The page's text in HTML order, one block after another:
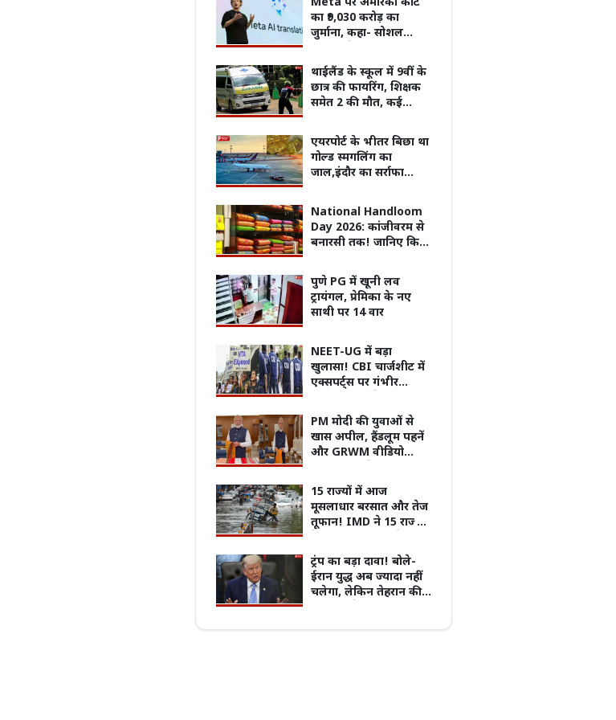
पंखे से सुखाया जा रहा लखनऊ-कानपुर
एक्सप्रेसवे, अखिलेश यादव ने शेयर किया
वायरल Video!
MP में मानसून की वापसी, अगले 3 दिन
16 जिलों में भारी बारिश का अलर्ट
15 साल पुरानी बसों के नियम पर बवाल, 7 अगस्त
से अनिश्चितकालीन हड़ताल पर जाएंगे प्राइवेट बस
ऑपरेटर्स
साबित हुए आरोप?
का ₹9,030 करोड़ का
जुर्माना, कहा- सोशल
हेल्थ पर पड़ा बुरा असर
थाईलैंड के स्कूल में 9वीं के
छात्र की फायरिंग, शिक्षक
समेत 2 की मौत, कई
एयरपोर्ट के भीतर बिछा था
गोल्ड स्मगलिंग का
जाल,इंदौर का सर्राफा
National Handloom
Day 2026: कांजीवरम से
बनारसी तक! जानिए किस
साड़ी, सबसे ज्यादा है
मशहूर
पुणे PG में खूनी लव
ट्रायंगल, प्रेमिका के नए
साथी पर 14 वार
NEET-UG में बड़ा
खुलासा! CBI चार्जशीट में
एक्सपर्ट्स पर गंभीर
ने कराया पेपर लीक
PM मोदी की युवाओं से
खास अपील, हैंडलूम पहनें
और GRWM वीडियो
15 राज्यों में आज
मूसलाधार बरसात और तेज
तूफान! IMD ने 15 राज्यों
ऑरेंज अलर्ट
ट्रंप का बड़ा दावा! बोले-
ईरान युद्ध अब ज्यादा नहीं
चलेगा, लेकिन तेहरान की